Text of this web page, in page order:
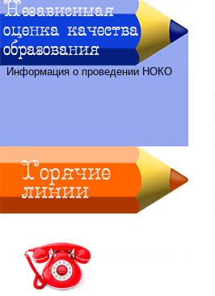
Информация о проведении НОКО